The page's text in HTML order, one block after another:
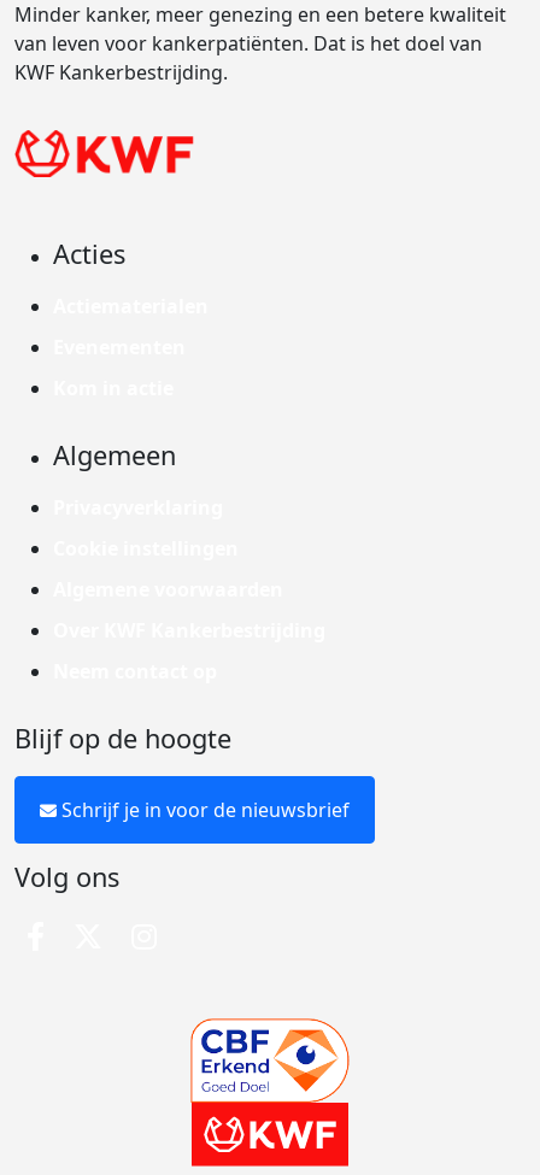
Minder kanker, meer genezing en een betere kwaliteit
van leven voor kankerpatiënten. Dat is het doel van
KWF Kankerbestrijding.
Acties
Algemeen
Blijf op de hoogte
Schrijf je in voor de nieuwsbrief
Volg ons